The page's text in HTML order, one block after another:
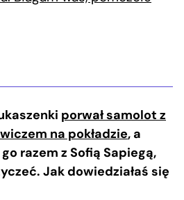
porwał samolot z
na pokładzie, a
razem z Sofią Sapiegą,
Jak dowiedziałaś się